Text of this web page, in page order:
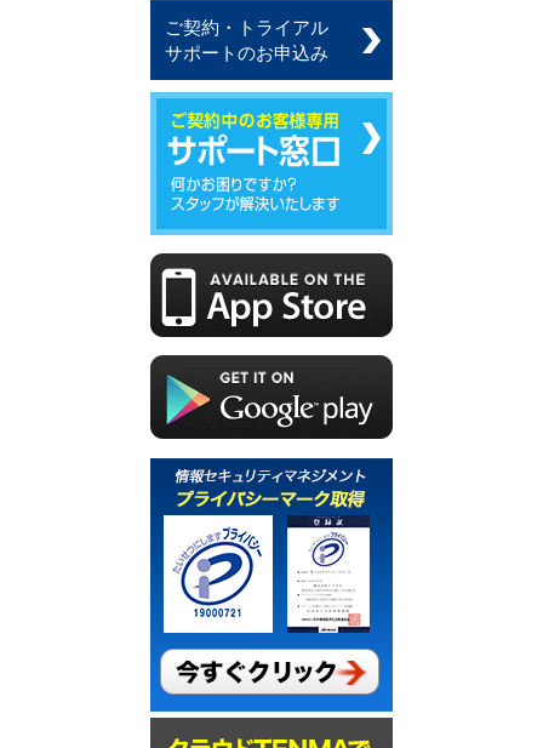
ご契約・トライアル
サポートのお申込み